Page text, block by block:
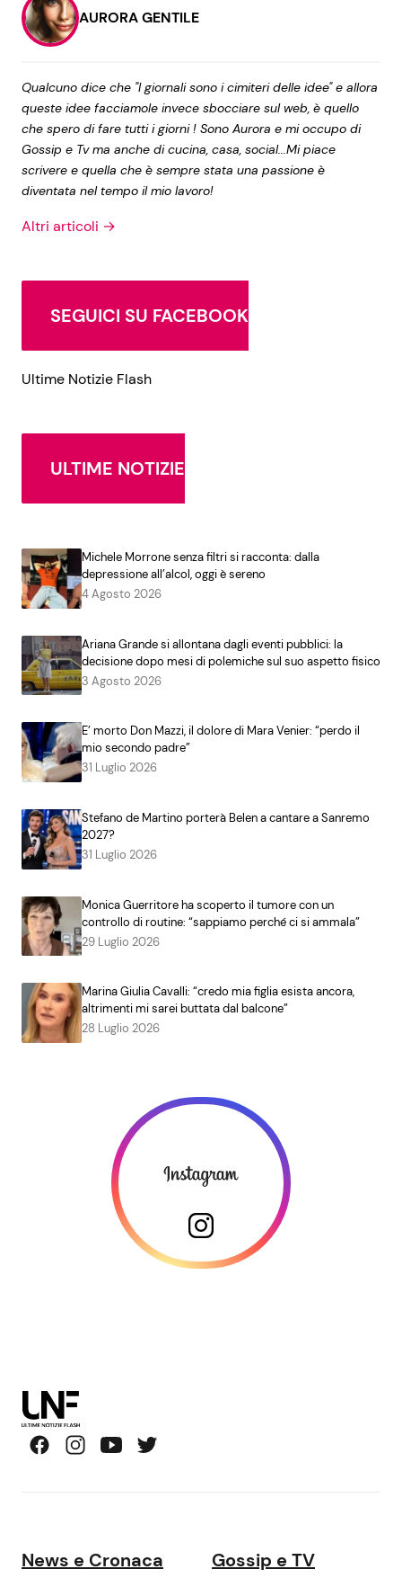
AURORA GENTILE
Qualcuno dice che "I giornali sono i cimiteri delle idee" e allora
queste idee facciamole invece sbocciare sul web, è quello
che spero di fare tutti i giorni ! Sono Aurora e mi occupo di
Gossip e Tv ma anche di cucina, casa, social...Mi piace
scrivere e quella che è sempre stata una passione è
diventata nel tempo il mio lavoro!
Altri articoli →
SEGUICI SU FACEBOOK
Ultime Notizie Flash
ULTIME NOTIZIE
Michele Morrone senza filtri si racconta: dalla
depressione all’alcol, oggi è sereno
4 Agosto 2026
Ariana Grande si allontana dagli eventi pubblici: la
decisione dopo mesi di polemiche sul suo aspetto fisico
3 Agosto 2026
E’ morto Don Mazzi, il dolore di Mara Venier: “perdo il
mio secondo padre”
31 Luglio 2026
Stefano de Martino porterà Belen a cantare a Sanremo
2027?
31 Luglio 2026
Monica Guerritore ha scoperto il tumore con un
controllo di routine: “sappiamo perché ci si ammala”
29 Luglio 2026
Marina Giulia Cavalli: “credo mia figlia esista ancora,
altrimenti mi sarei buttata dal balcone”
28 Luglio 2026
News e Cronaca Gossip e TV